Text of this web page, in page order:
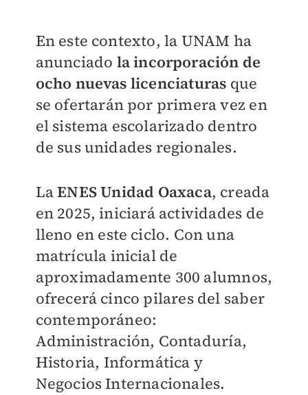
En este contexto, la UNAM ha
anunciado la incorporación de
ocho nuevas licenciaturas que
se ofertarán por primera vez en
el sistema escolarizado dentro
de sus unidades regionales.
LaENES Unidad Oaxaca, creada
en 2025, iniciará actividades de
lleno en este ciclo. Con una
matrícula inicial de
aproximadamente 300 alumnos,
ofrecerá cinco pilares del saber
contemporáneo:
Administración, Contaduría,
Historia, Informática y
Negocios Internacionales.